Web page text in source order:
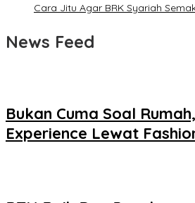
Cara Jitu Agar BRK Syariah
News Feed
Bukan Cuma Soal
Experience Lewat